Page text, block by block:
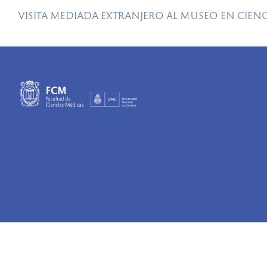
VISITA MEDIADA EXTRANJERO AL MUSEO EN